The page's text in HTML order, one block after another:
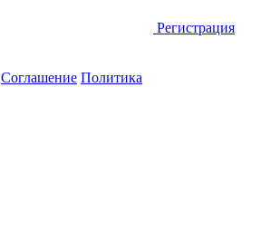
Регистрация
Соглашение Политика